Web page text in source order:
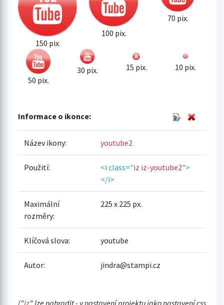
150 pix.
100 pix.
70 pix.
50 pix.
30 pix. 15 pix. 10 pix.
Informace o ikonce:
Název ikony: youtube2
Použití: <i class="iz iz-youtube2">
</i>
Maximální
rozměry:
225 x 225 px.
Klíčová slova: youtube
Autor: jindra@stampi.cz
("iz" lze nahradit - v nastavení projektu jako nastavení css